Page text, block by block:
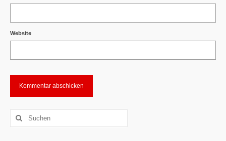
Website
Suchen
nach: